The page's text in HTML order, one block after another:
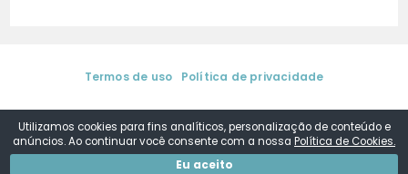
Termos de uso
Política de privacidade
Comunicação. Todos os direitos reservados.
byDSConsult
Utilizamos cookies para fins analíticos, personalização de conteúdo e
anúncios. Ao continuar você consente com a nossa Política de Cookies.
Eu aceito